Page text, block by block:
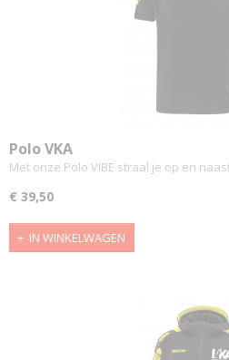
Polo VKA
Met onze Polo VIBE straal je op en
€ 39,50
IN WINKELWAGEN